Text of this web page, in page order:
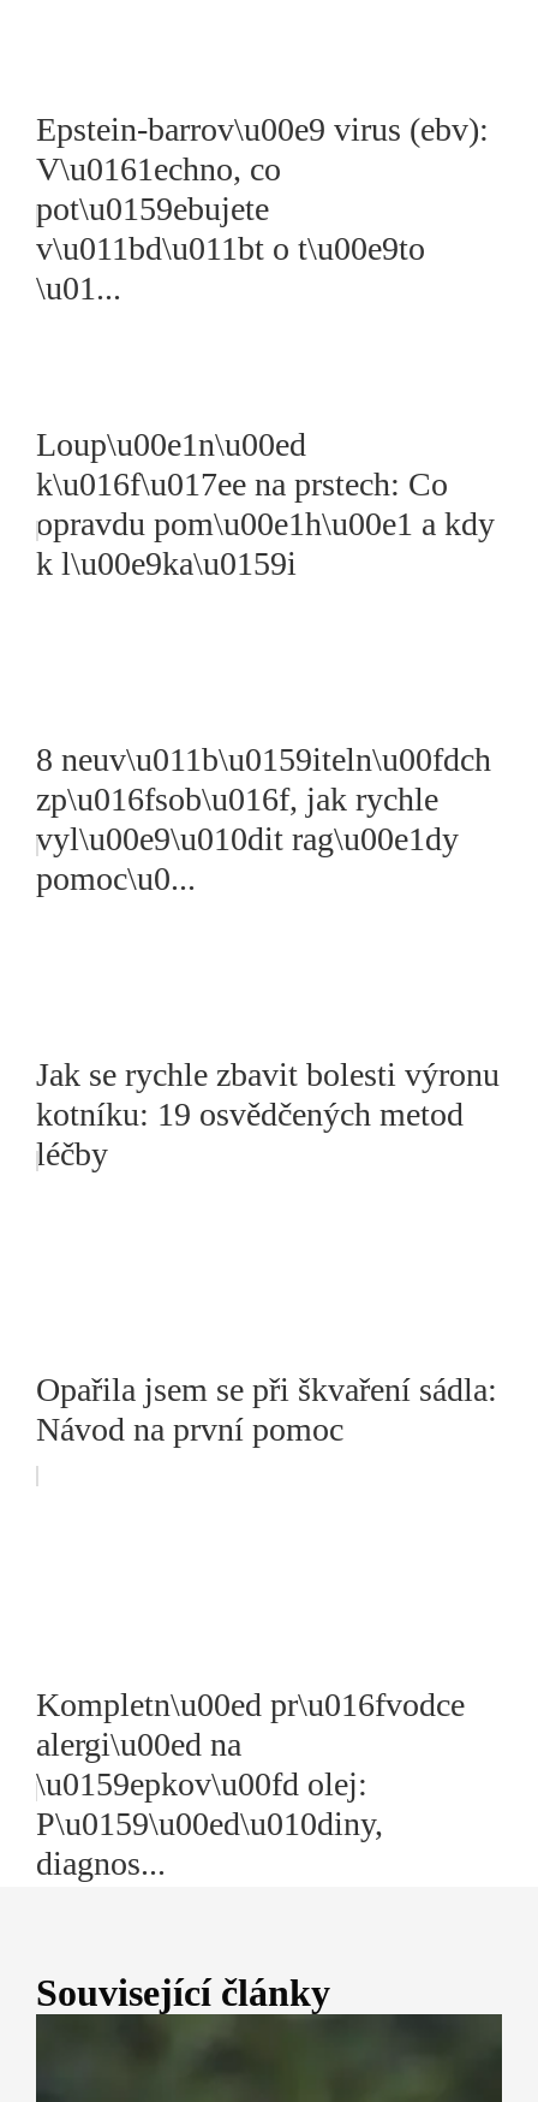
Epstein-barrov\u00e9 virus (ebv):
V\u0161echno, co
pot\u0159ebujete
v\u011bd\u011bt o t\u00e9to
\u01...
Loup\u00e1n\u00ed
k\u016f\u017ee na prstech: Co
opravdu pom\u00e1h\u00e1 a kdy
k l\u00e9ka\u0159i
8 neuv\u011b\u0159iteln\u00fdch
zp\u016fsob\u016f, jak rychle
vyl\u00e9\u010dit rag\u00e1dy
pomoc\u0...
Jak se rychle zbavit bolesti výronu
kotníku: 19 osvědčených metod
léčby
Opařila jsem se při škvaření sádla:
Návod na první pomoc
Kompletn\u00ed pr\u016fvodce
alergi\u00ed na
\u0159epkov\u00fd olej:
P\u0159\u00ed\u010diny,
diagnos...
Související články